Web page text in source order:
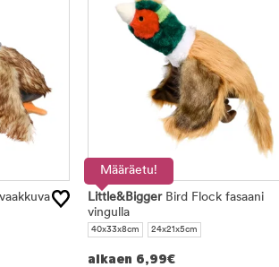
Määräetu!
Little&BiggerBird Flock fasaani
vingulla
40x33x8cm 24x21x5cm
alkaen 6,99€